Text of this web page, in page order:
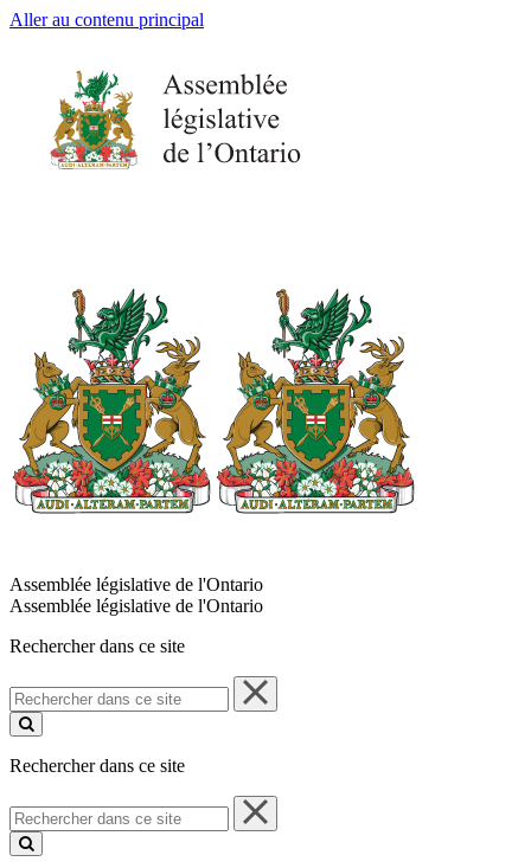
Aller au contenu principal
Assemblée législative de l'Ontario
Assemblée législative de l'Ontario
Rechercher dans ce site
Rechercher
dans
ce
Rechercher dans ce site
Rechercher
dans
ce